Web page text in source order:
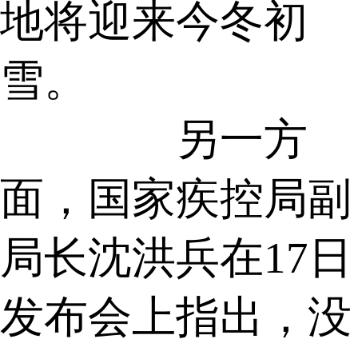
地将迎来今冬初
雪。
另一方
面，国家疾控局副
局长沈洪兵在17日
发布会上指出，没